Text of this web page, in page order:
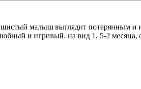
малыш выглядит потерянным и
и игривый. на вид 1, 5-2 месяца,